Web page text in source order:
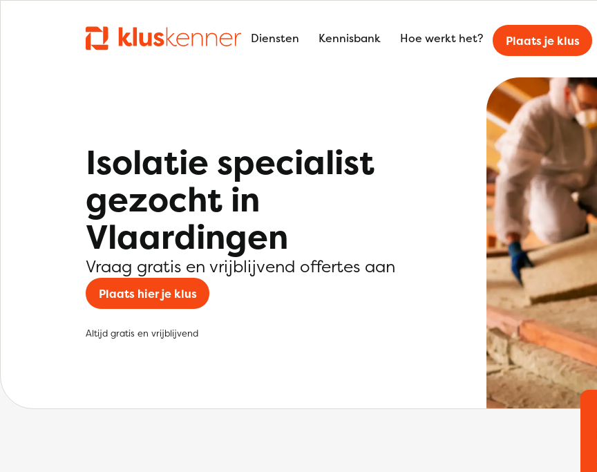
Diensten Kennisbank Hoe werkt het? Plaats je klus
Isolatie specialist
gezocht in
Vlaardingen
Vraag gratis en vrijblijvend offertes aan
Plaats hier je klus
Altijd gratis en vrijblijvend